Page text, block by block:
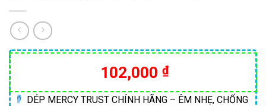
102,000 ₫
DÉP MERCY TRUST CHÍNH HÃNG – ÊM NHẸ, CHỐNG